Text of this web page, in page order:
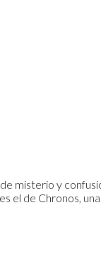
misterio y
el de Chronos,